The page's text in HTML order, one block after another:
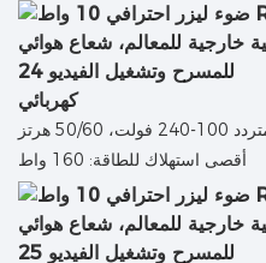
كهربائي
60 هرتز
أقصى استهلاك للطاقة: 160 واط